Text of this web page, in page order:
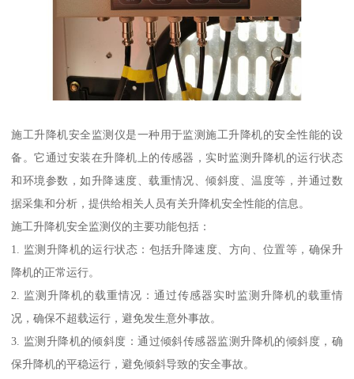
施工升降机安全监测仪是一种用于监测施工升降机的安全性能的设
备。它通过安装在升降机上的传感器，实时监测升降机的运行状态
和环境参数，如升降速度、载重情况、倾斜度、温度等，并通过数
据采集和分析，提供给相关人员有关升降机安全性能的信息。
施工升降机安全监测仪的主要功能包括：
1. 监测升降机的运行状态：包括升降速度、方向、位置等，确保升
降机的正常运行。
2. 监测升降机的载重情况：通过传感器实时监测升降机的载重情
况，确保不超载运行，避免发生意外事故。
3. 监测升降机的倾斜度：通过倾斜传感器监测升降机的倾斜度，确
保升降机的平稳运行，避免倾斜导致的安全事故。